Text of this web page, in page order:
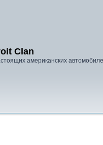
Clan
американских